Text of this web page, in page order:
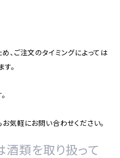
、ご注文のタイミングによっては
。
気軽にお問い合わせください。
酒類を取り扱って